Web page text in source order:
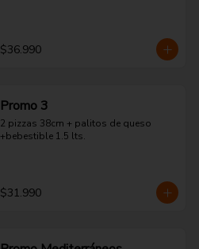
$36.990
Promo 3
2 pizzas 38cm + palitos de queso
+bebestible 1.5 lts.
$31.990